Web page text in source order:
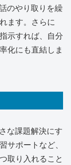
のやり取りを繰
ます。さらに
示すれば、自分
化にも直結しま
な課題解決にす
サポートなど、
取り入れること